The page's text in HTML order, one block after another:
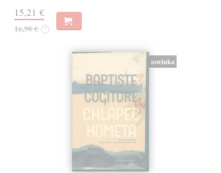
15,21 €
16,90 € ?
novinka